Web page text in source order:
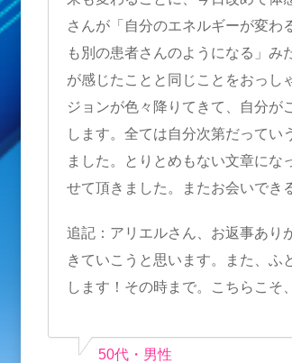
さんが「自分のエネルギーが変わ
も別の患者さんのようになる」み
が感じたことと同じことをおっし
ジョンが色々降りてきて、自分が
します。全ては自分次第だってい
ました。とりとめもない文章にな
せて頂きました。またお会いでき
追記：アリエルさん、お返事あり
きていこうと思います。また、ふ
します！その時まで。こちらこそ
50代・男性